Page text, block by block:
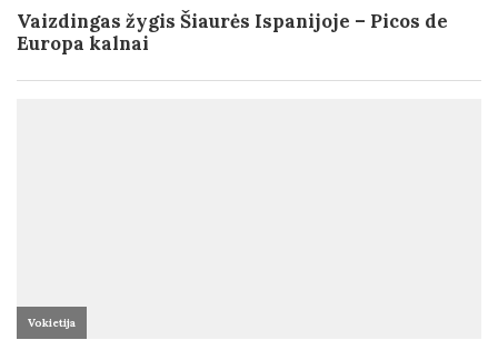
Vaizdingas žygis Šiaurės Ispanijoje – Picos de
Europa kalnai
Vokietija